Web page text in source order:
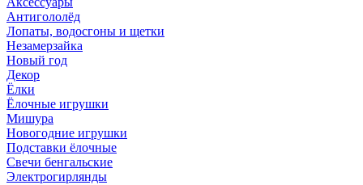
Антигололёд
Лопаты, водосгоны и щетки
Незамерзайка
Новый год
Декор
Ёлки
Ёлочные игрушки
Мишура
Новогодние игрушки
Подставки ёлочные
Свечи бенгальские
Электрогирлянды